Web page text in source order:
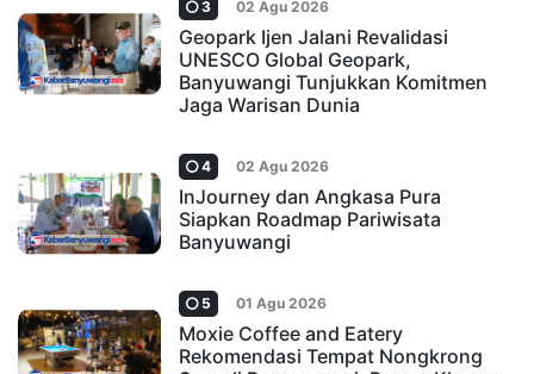
3 02 Agu 2026
Geopark Ijen Jalani Revalidasi
UNESCO Global Geopark,
Banyuwangi Tunjukkan Komitmen
Jaga Warisan Dunia
4 02 Agu 2026
InJourney dan Angkasa Pura
Siapkan Roadmap Pariwisata
Banyuwangi
5 01 Agu 2026
Moxie Coffee and Eatery
Rekomendasi Tempat Nongkrong